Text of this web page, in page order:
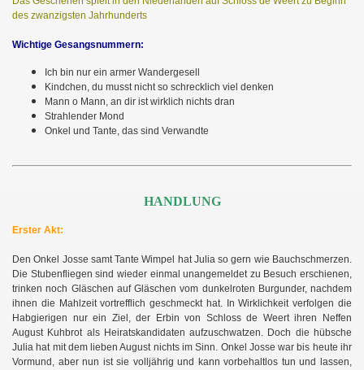
des zwanzigsten Jahrhunderts
Wichtige Gesangsnummern:
Ich bin nur ein armer Wandergesell
Kindchen, du musst nicht so schrecklich viel denken
Mann o Mann, an dir ist wirklich nichts dran
Strahlender Mond
Onkel und Tante, das sind Verwandte
HANDLUNG
Erster Akt:
Den Onkel Josse samt Tante Wimpel hat Julia so gern wie Bauchschmerzen.
Die Stubenfliegen sind wieder einmal unangemeldet zu Besuch erschienen,
trinken noch Gläschen auf Gläschen vom dunkelroten Burgunder, nachdem
ihnen die Mahlzeit vortrefflich geschmeckt hat. In Wirklichkeit verfolgen die
Habgierigen nur ein Ziel, der Erbin von Schloss de Weert ihren Neffen
August Kuhbrot als Heiratskandidaten aufzuschwatzen. Doch die hübsche
Julia hat mit dem lieben August nichts im Sinn. Onkel Josse war bis heute ihr
Vormund, aber nun ist sie volljährig und kann vorbehaltlos tun und lassen,